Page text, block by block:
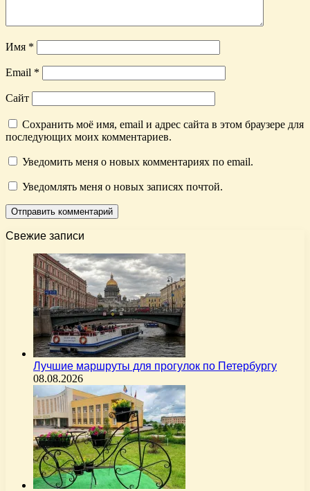
Имя *
Email *
Сайт
Сохранить моё имя, email и адрес сайта в этом браузере для
последующих моих комментариев.
Уведомить меня о новых комментариях по email.
Уведомлять меня о новых записях почтой.
Свежие записи
Лучшие маршруты для прогулок по Петербургу
08.08.2026